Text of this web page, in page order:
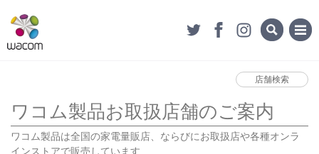
店舗検索
ワコム製品お取扱店舗のご案内
ワコム製品は全国の家電量販店、ならびにお取扱店や各種オンラ
インストアで販売しています